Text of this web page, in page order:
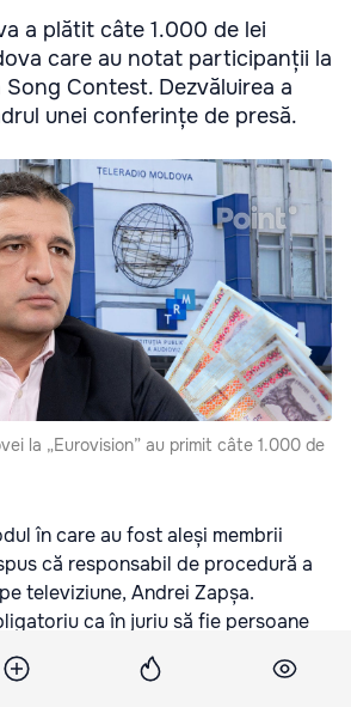
a plătit câte 1.000 de lei
care au notat participanții la
Contest. Dezvăluirea a
unei conferințe de presă.
la „Eurovision” au primit câte 1.000 de
în care au fost aleși membrii
că responsabil de procedură a
televiziune, Andrei Zapșa.
ca în juriu să fie persoane
de ani, informează